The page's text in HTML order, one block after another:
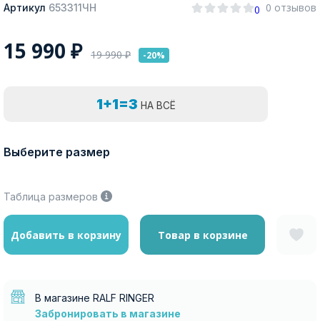
Артикул 653311ЧН 0 0 отзывов
15 990 ₽ 19 990₽ -20%
1+1=3 НА ВСЁ
Выберите размер
Таблица размеров
Добавить в корзину Товар в корзине
В магазине RALF RINGER
Забронировать в магазине